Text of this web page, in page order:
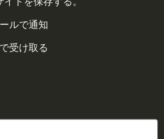
ルで通知
受け取る